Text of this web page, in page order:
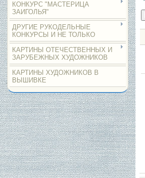
КОНКУРС "МАСТЕРИЦА
ЗАИГОЛЬЯ"
ДРУГИЕ РУКОДЕЛЬНЫЕ
КОНКУРСЫ И НЕ ТОЛЬКО
КАРТИНЫ ОТЕЧЕСТВЕННЫХ И
ЗАРУБЕЖНЫХ ХУДОЖНИКОВ
КАРТИНЫ ХУДОЖНИКОВ В
ВЫШИВКЕ